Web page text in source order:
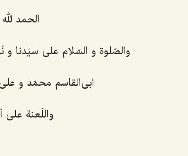
الحمد
والصّلوة و السّلام على سيّدنا
ابى‌القاسم محمّد و
واللَعنة